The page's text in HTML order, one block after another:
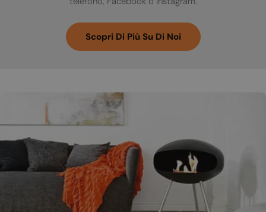
Scopri Di Più Su Di Noi